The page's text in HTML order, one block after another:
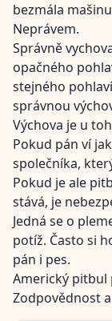
bezmála
Neprávem.
Správně
opačného
stejného
správnou
Výchova je u
Pokud pán ví
společníka,
Pokud je ale
stává, je
Jedná se o
potíž. Často si
pán i pes.
Americký pitbul
Zodpovědnost